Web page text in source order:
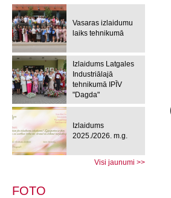
Vasaras izlaidumu
laiks tehnikumā
Izlaidums Latgales
Industriālajā
tehnikumā IPĪV
"Dagda"
Izlaidums
2025./2026. m.g.
Visi jaunumi >>
FOTO